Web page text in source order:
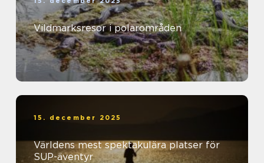
Vildmarksresor i polarområden
15. december 2025
Världens mest spektakulära platser för
SUP-äventyr